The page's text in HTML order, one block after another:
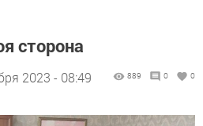
сторона
2023 - 08:49 889 0 0